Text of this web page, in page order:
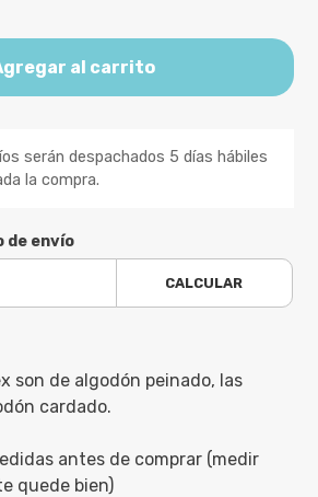
al carrito
serán despachados 5 días hábiles
la compra.
de envío
CALCULAR
son de algodón peinado, las
cardado.
antes de comprar (medir
quede bien)